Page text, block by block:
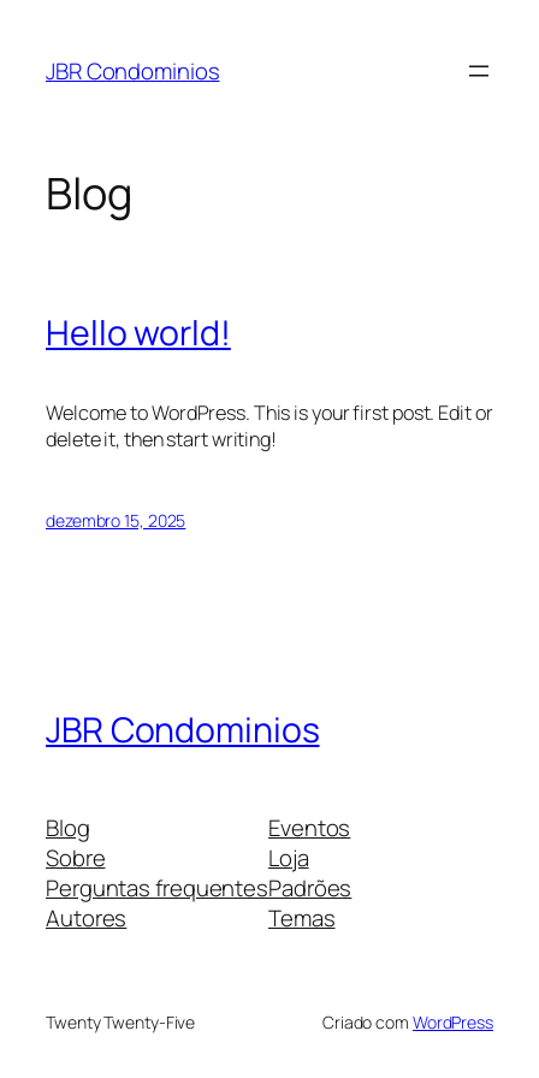
JBR Condominios
Blog
Hello world!
Welcome to WordPress. This is your first post. Edit or
delete it, then start writing!
dezembro 15, 2025
JBR Condominios
Blog
Sobre
Perguntas frequentes
Autores
Eventos
Loja
Padrões
Temas
Twenty Twenty-Five Criado com WordPress